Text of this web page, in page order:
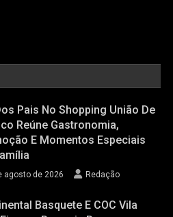
Pais No Shopping União De
Reúne Gastronomia,
E Momentos Especiais
agosto de 2026 Redação
Basquete E COC Vila